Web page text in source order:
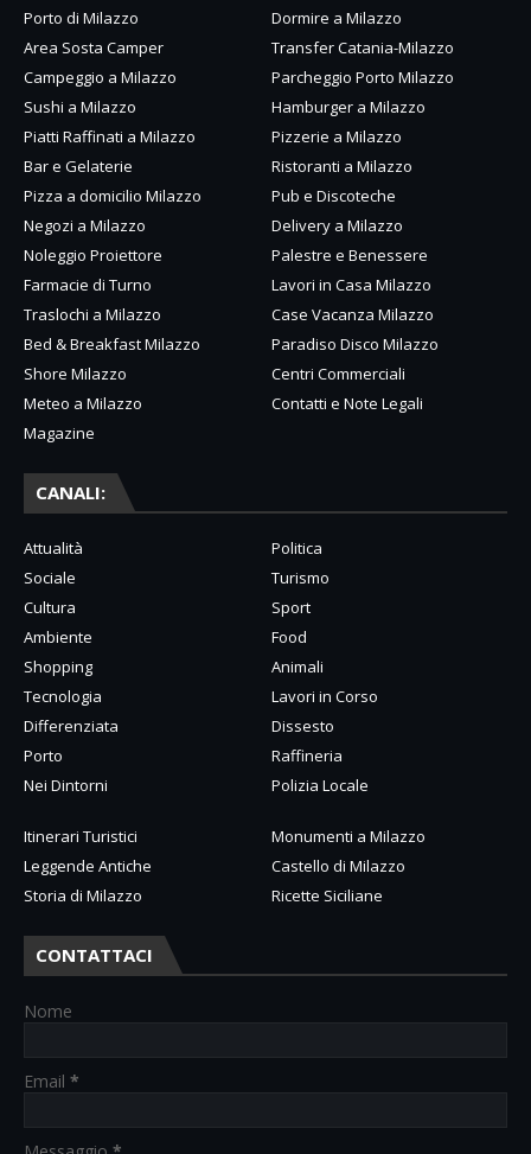
Porto di Milazzo
Dormire a Milazzo
Area Sosta Camper
Transfer Catania-Milazzo
Campeggio a Milazzo
Parcheggio Porto Milazzo
Sushi a Milazzo
Hamburger a Milazzo
Piatti Raffinati a Milazzo
Pizzerie a Milazzo
Bar e Gelaterie
Ristoranti a Milazzo
Pizza a domicilio Milazzo
Pub e Discoteche
Negozi a Milazzo
Delivery a Milazzo
Noleggio Proiettore
Palestre e Benessere
Farmacie di Turno
Lavori in Casa Milazzo
Traslochi a Milazzo
Case Vacanza Milazzo
Bed & Breakfast Milazzo
Paradiso Disco Milazzo
Shore Milazzo
Centri Commerciali
Meteo a Milazzo
Contatti e Note Legali
Magazine
CANALI:
Attualità
Politica
Sociale
Turismo
Cultura
Sport
Ambiente
Food
Shopping
Animali
Tecnologia
Lavori in Corso
Differenziata
Dissesto
Porto
Raffineria
Nei Dintorni
Polizia Locale
Itinerari Turistici
Monumenti a Milazzo
Leggende Antiche
Castello di Milazzo
Storia di Milazzo
Ricette Siciliane
CONTATTACI
Nome
Email *